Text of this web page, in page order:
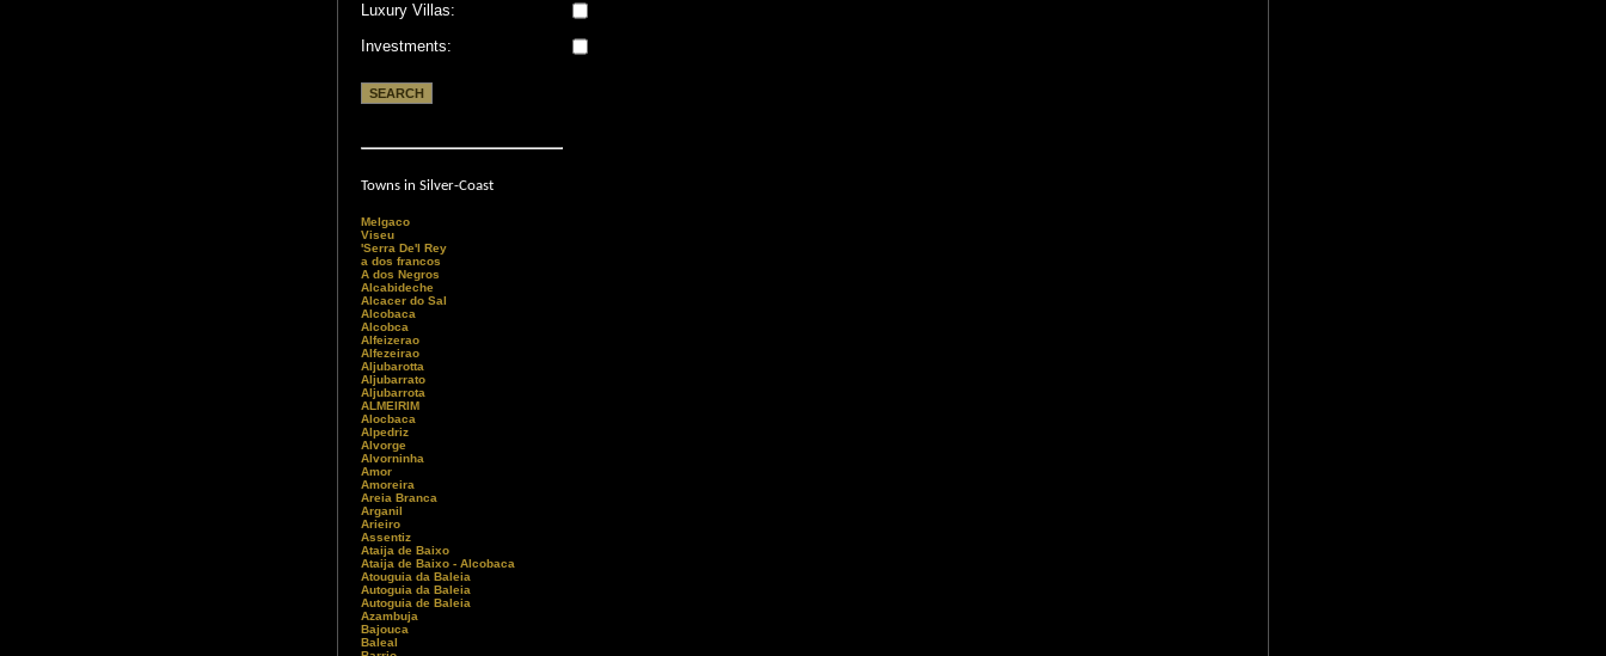
Luxury Villas:
Investments:
Towns in Silver-Coast
Melgaco
Viseu
'Serra De'l Rey
a dos francos
A dos Negros
Alcabideche
Alcacer do Sal
Alcobaca
Alcobca
Alfeizerao
Alfezeirao
Aljubarotta
Aljubarrato
Aljubarrota
ALMEIRIM
Alocbaca
Alpedriz
Alvorge
Alvorninha
Amor
Amoreira
Areia Branca
Arganil
Arieiro
Assentiz
Ataija de Baixo
Ataija de Baixo - Alcobaca
Atouguia da Baleia
Autoguia da Baleia
Autoguia de Baleia
Azambuja
Bajouca
Baleal